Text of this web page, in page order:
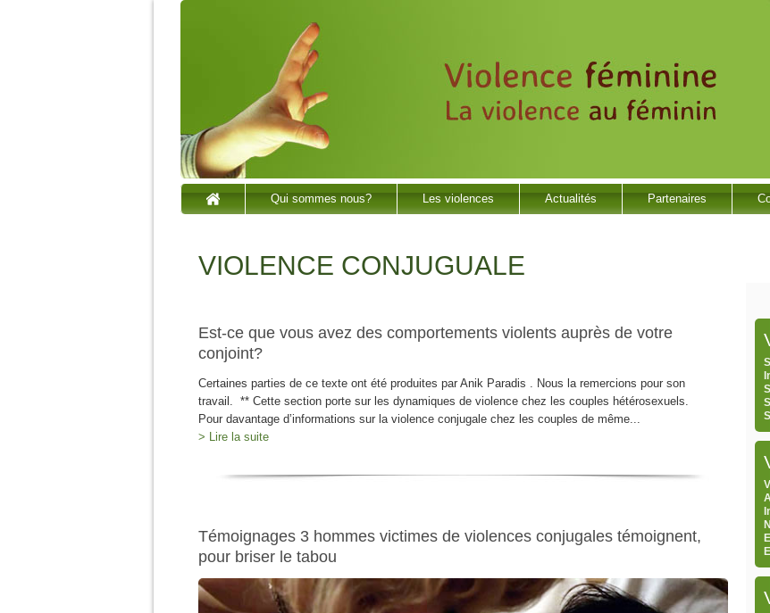
Qui sommes nous? Les violences Actualités Partenaires
VIOLENCE CONJUGUALE
Est-ce que vous avez des comportements violents auprès de votre
conjoint?
Certaines parties de ce texte ont été produites par Anik Paradis . Nous la remercions pour son
travail. ** Cette section porte sur les dynamiques de violence chez les couples hétérosexuels.
Pour davantage d’informations sur la violence conjugale chez les couples de même...
> Lire la suite
Témoignages 3 hommes victimes de violences conjugales témoignent,
pour briser le tabou